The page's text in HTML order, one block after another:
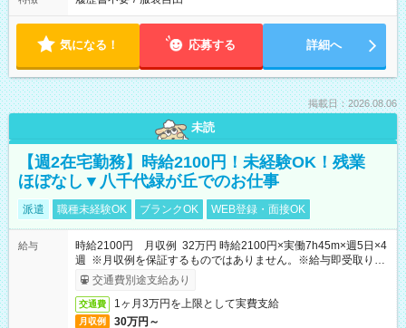
気になる！ 応募する 詳細へ
掲載日：2026.08.06
未読
【週2在宅勤務】時給2100円！未経験OK！残業
ほぼなし▼八千代緑が丘でのお仕事
派遣 職種未経験OK ブランクOK WEB登録・面接OK
給与
時給2100円 月収例 32万円 時給2100円×実働7h45m×週5日×4
週 ※月収例を保証するものではありません。※給与即受取りサ
ービス利用可（利用条件有）
交通費別途支給あり
交通費 1ヶ月3万円を上限として実費支給
月収例 30万円～